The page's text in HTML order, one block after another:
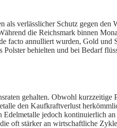
verlässlicher Schutz gegen den
die Reichsmark binnen
facto annulliert wurden, Gold und
behielten und bei Bedarf
gehalten. Obwohl kurzzeitige
den Kaufkraftverlust
jedoch kontinuierlich
oft stärker an wirtschaftliche